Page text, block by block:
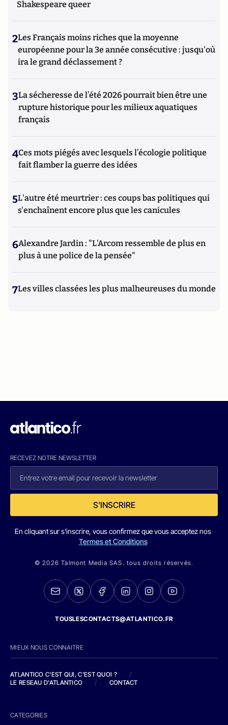
Shakespeare queer
2Les Français moins riches que la moyenne
européenne pour la 3e année consécutive : jusqu'où
ira le grand déclassement ?
3La sécheresse de l’été 2026 pourrait bien être une
rupture historique pour les milieux aquatiques
français
4Ces mots piégés avec lesquels l’écologie politique
fait flamber la guerre des idées
5L'autre été meurtrier : ces coups bas politiques qui
s'enchaînent encore plus que les canicules
6Alexandre Jardin : "L'Arcom ressemble de plus en
plus à une police de la pensée"
7Les villes classées les plus malheureuses du monde
RECEVEZ NOTRE NEWSLETTER
S'INSCRIRE
En cliquant sur s'inscrire, vous confirmez que vous acceptez nos
Termes et Conditions
© 2026 Talmont Media SAS. tous droits réservés.
TOUSLESCONTACTS@ATLANTICO.FR
MIEUX NOUS CONNAITRE
ATLANTICO C'EST QUI, C'EST QUOI ?
/
LE RESEAU D'ATLANTICO
/ CONTACT
CATEGORIES